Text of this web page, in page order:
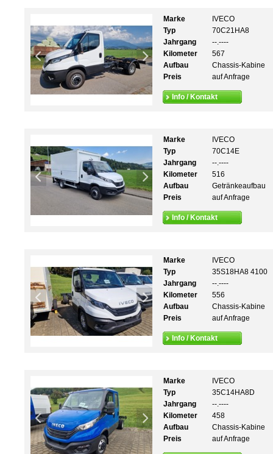
Marke
IVECO
Typ
70C21HA8
Jahrgang
--.----
Kilometer
567
Aufbau
Chassis-Kabine
Preis
auf Anfrage
Info / Kontakt
Marke
IVECO
Typ
70C14E
Jahrgang
--.----
Kilometer
516
Aufbau
Getränkeaufbau
Preis
auf Anfrage
Info / Kontakt
Marke
IVECO
Typ
35S18HA8 4100
Jahrgang
--.----
Kilometer
556
Aufbau
Chassis-Kabine
Preis
auf Anfrage
Info / Kontakt
Marke
IVECO
Typ
35C14HA8D
Jahrgang
--.----
Kilometer
458
Aufbau
Chassis-Kabine
Preis
auf Anfrage